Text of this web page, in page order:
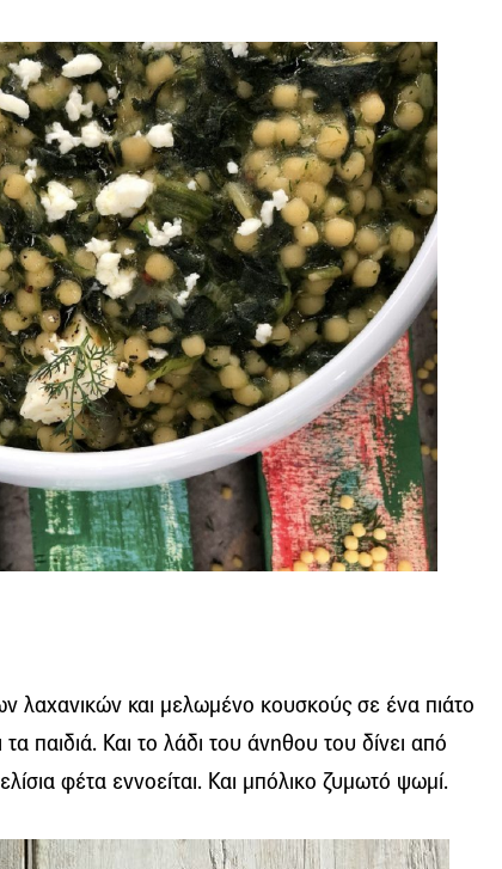
λαχανικών και μελωμένο κουσκούς σε ένα πιάτο
παιδιά. Και το λάδι του άνηθου του δίνει από
φέτα εννοείται. Και μπόλικο ζυμωτό ψωμί.